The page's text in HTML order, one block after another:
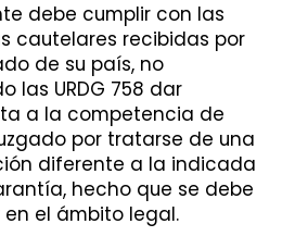
debe cumplir con las
cautelares recibidas por
de su país, no
las URDG 758 dar
a la competencia de
por tratarse de una
diferente a la indicada
hecho que se debe
en el ámbito legal.